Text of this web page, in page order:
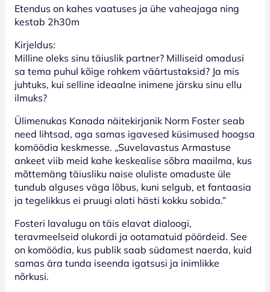
Etendus on kahes vaatuses ja ühe vaheajaga ning
kestab 2h30m
Kirjeldus:
Milline oleks sinu täiuslik partner? Milliseid omadusi
sa tema puhul kõige rohkem väärtustaksid? Ja mis
juhtuks, kui selline ideaalne inimene järsku sinu ellu
ilmuks?
Ülimenukas Kanada näitekirjanik Norm Foster seab
need lihtsad, aga samas igavesed küsimused hoogsa
komöödia keskmesse. „Suvelavastus Armastuse
ankeet viib meid kahe keskealise sõbra maailma, kus
mõttemäng täiusliku naise oluliste omaduste üle
tundub alguses väga lõbus, kuni selgub, et fantaasia
ja tegelikkus ei pruugi alati hästi kokku sobida.”
Fosteri lavalugu on täis elavat dialoogi,
teravmeelseid olukordi ja ootamatuid pöördeid. See
on komöödia, kus publik saab südamest naerda, kuid
samas ära tunda iseenda igatsusi ja inimlikke
nõrkusi.